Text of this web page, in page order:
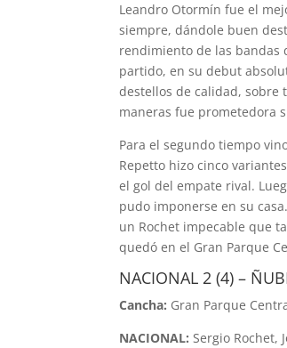
Leandro Otormín fue el
siempre, dándole buen
rendimiento de las bandas
partido, en su debut
destellos de calidad, sobre
maneras fue prometedora
Para el segundo tiempo
Repetto hizo cinco
el gol del empate rival.
pudo imponerse en su
un Rochet impecable que
quedó en el Gran Parque
NACIONAL 2 (4) –
Cancha: Gran Parque
NACIONAL:Sergio Rochet,